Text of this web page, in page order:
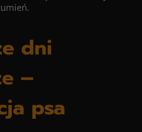
dni
–
psa